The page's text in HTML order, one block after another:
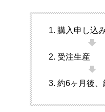
購入申し込
受注生産
約6ヶ月後、